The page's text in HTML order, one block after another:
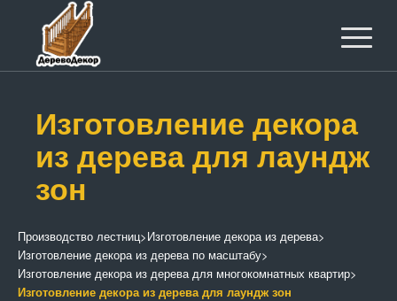
Изготовление декора
из дерева для лаундж
зон
Производство лестниц>Изготовление декора из дерева>
Изготовление декора из дерева по масштабу>
Изготовление декора из дерева для многокомнатных квартир>
Изготовление декора из дерева для лаундж зон